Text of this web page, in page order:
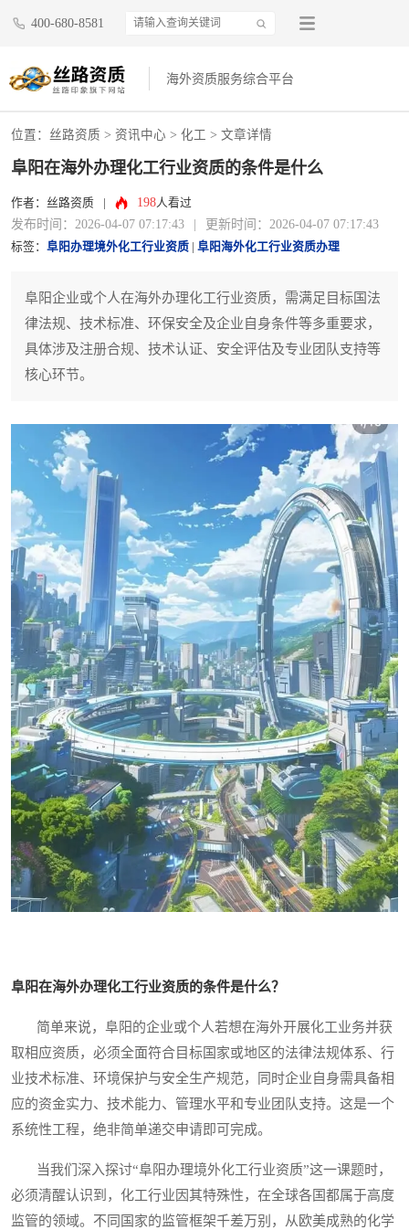
400-680-8581
海外资质服务综合平台
位置： 丝路资质 > 资讯中心 > 化工 > 文章详情
阜阳在海外办理化工行业资质的条件是什么
作者：丝路资质 198人看过
发布时间：2026-04-07 07:17:43 更新时间：2026-04-07 07:17:43
标签： 阜阳办理境外化工行业资质 阜阳海外化工行业资质办理
阜阳企业或个人在海外办理化工行业资质，需满足目标国法
律法规、技术标准、环保安全及企业自身条件等多重要求，
具体涉及注册合规、技术认证、安全评估及专业团队支持等
核心环节。
阜阳在海外办理化工行业资质的条件是什么？
简单来说，阜阳的企业或个人若想在海外开展化工业务并获
取相应资质，必须全面符合目标国家或地区的法律法规体系、行
业技术标准、环境保护与安全生产规范，同时企业自身需具备相
应的资金实力、技术能力、管理水平和专业团队支持。这是一个
系统性工程，绝非简单递交申请即可完成。
当我们深入探讨“阜阳办理境外化工行业资质”这一课题时，
必须清醒认识到，化工行业因其特殊性，在全球各国都属于高度
监管的领域。不同国家的监管框架千差万别，从欧美成熟的化学